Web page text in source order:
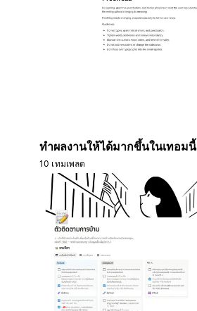
ทำผลงานให้ได้มากขึ้นในเทอมนี้
10 เทมเพลต